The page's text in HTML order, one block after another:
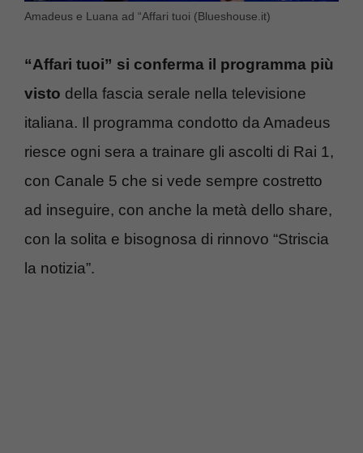
Amadeus e Luana ad “Affari tuoi (Blueshouse.it)
“Affari tuoi” si conferma il programma più
visto della fascia serale nella televisione
italiana. Il programma condotto da Amadeus
riesce ogni sera a trainare gli ascolti di Rai 1,
con Canale 5 che si vede sempre costretto
ad inseguire, con anche la metà dello share,
con la solita e bisognosa di rinnovo “Striscia
la notizia”.